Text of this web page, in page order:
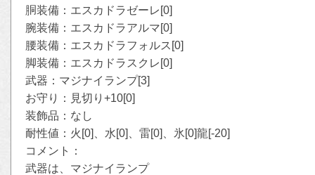
胴装備：エスカドラゼーレ[0]
腕装備：エスカドラアルマ[0]
腰装備：エスカドラフォルス[0]
脚装備：エスカドラスクレ[0]
武器：マジナイランプ[3]
お守り：見切り+10[0]
装飾品：なし
耐性値：火[0]、水[0]、雷[0]、氷[0]龍[-20]
コメント：
武器は、マジナイランプ